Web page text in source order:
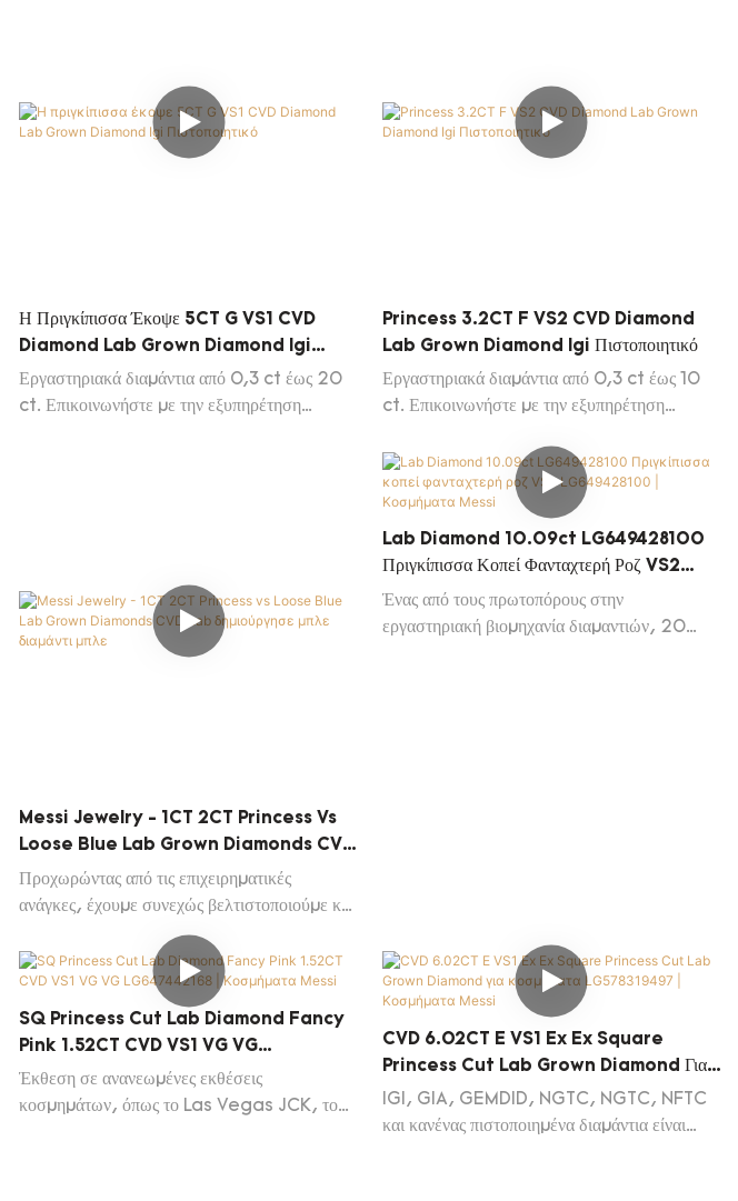
Η Πριγκίπισσα Έκοψε 5CT G VS1 CVD
Diamond Lab Grown Diamond Igi
Πιστοποιητικό
Εργαστηριακά διαμάντια από 0,3 ct έως 20
ct. Επικοινωνήστε με την εξυπηρέτηση
Princess 3.2CT F VS2 CVD Diamond
Lab Grown Diamond Igi Πιστοποιητικό
Εργαστηριακά διαμάντια από 0,3 ct έως 10
ct. Επικοινωνήστε με την εξυπηρέτηση
Update Diamond
Messi Jewelry - 1CT 2CT Princess Vs
Loose Blue Lab Grown Diamonds CVD
Lab Δημιούργησε Μπλε Διαμάντι Μπλε
Προχωρώντας από τις επιχειρηματικές
ανάγκες, έχουμε συνεχώς βελτιστοποιούμε και
αναβαθμίζουμε τις τεχνολογίες μας. Αυτές οι
τεχνολογίες συμβάλλουν στη διαδικασία
κατασκευής υψηλής απόδοσης. Στο πεδίο των
χαλαρών διαμαντιών, το εργαστήριο Growd
Diamond. Χρυσά κοσμήματα Το έθιμο
Lab Diamond 10.09ct LG649428100
Πριγκίπισσα Κοπεί Φανταχτερή Ροζ VS2
LG649428100 | Κοσμήματα Messi
Ένας από τους πρωτοπόρους στην
εργαστηριακή βιομηχανία διαμαντιών, 20
SQ Princess Cut Lab Diamond Fancy
Pink 1.52CT CVD VS1 VG VG
LG647442168 | Κοσμήματα Messi
Έκθεση σε ανανεωμένες εκθέσεις
κοσμημάτων, όπως το Las Vegas JCK, το
CVD 6.02CT E VS1 Ex Ex Square
Princess Cut Lab Grown Diamond Για
Κοσμήματα LG578319497 | Κοσμήματα
Messi
IGI, GIA, GEMDID, NGTC, NGTC, NFTC
και κανένας πιστοποιημένα διαμάντια είναι